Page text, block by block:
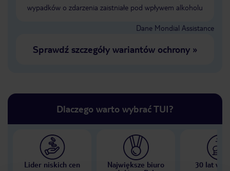
wypadków o zdarzenia zaistniałe pod wpływem alkoholu
Dane Mondial Assistance
Sprawdź szczegóły wariantów ochrony»
Dlaczego warto wybrać TUI?
Lider niskich cen
Największe biuro
30 lat w